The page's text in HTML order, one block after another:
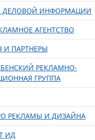
ДЕЛОВОЙ ИНФОРМАЦИИ
АГЕНТСТВО
И ПАРТНЕРЫ
РЕКЛАМНО-
ГРУППА
РЕКЛАМЫ И ДИЗАЙНА
ИД